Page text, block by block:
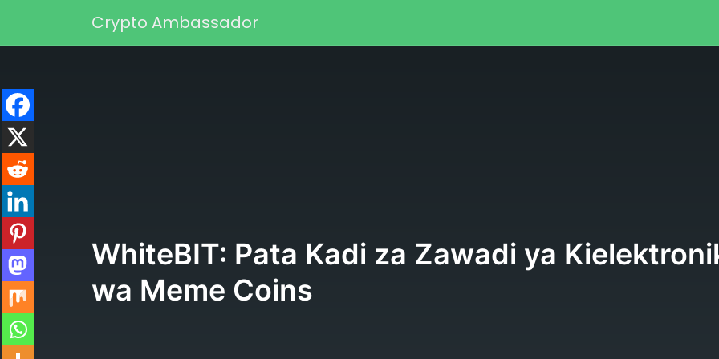
Main Navigation
Crypto Ambassador
WhiteBIT: Pata Kadi za Zawadi ya
wa Meme Coins